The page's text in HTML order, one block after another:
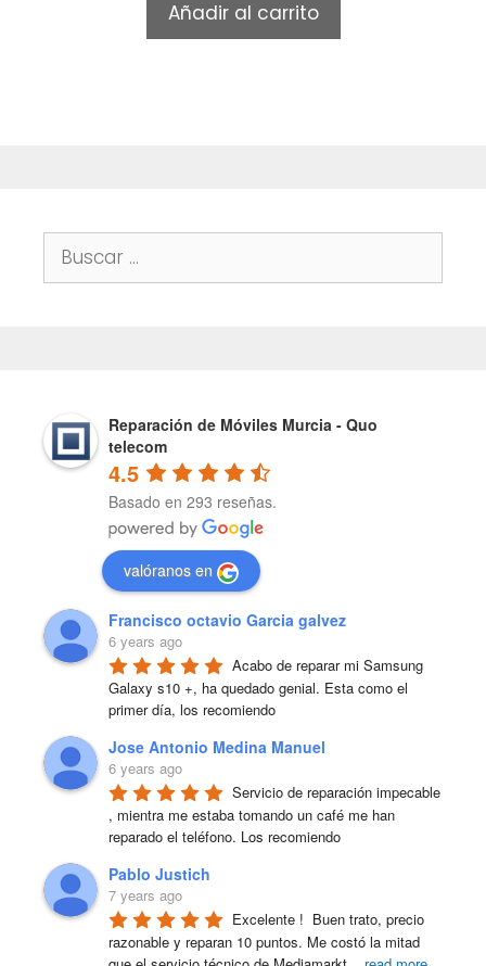
o
f
5
Añadir al carrito
Buscar:
Reparación de Móviles Murcia - Quo
telecom
4.5
Basado en 293 reseñas.
valóranos en
Francisco octavio Garcia galvez
6 years ago
Acabo de reparar mi Samsung
Galaxy s10 +, ha quedado genial. Esta como el
primer día, los recomiendo
Jose Antonio Medina Manuel
6 years ago
Servicio de reparación impecable
, mientra me estaba tomando un café me han
reparado el teléfono. Los recomiendo
Pablo Justich
7 years ago
Excelente !  Buen trato, precio
razonable y reparan 10 puntos. Me costó la mitad